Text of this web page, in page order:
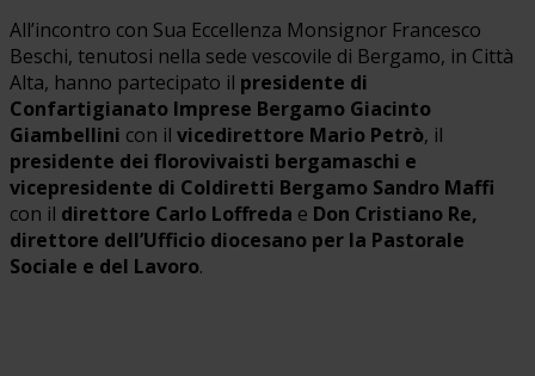
All’incontro con Sua Eccellenza Monsignor Francesco
Beschi, tenutosi nella sede vescovile di Bergamo, in Città
Alta, hanno partecipato il presidente di
Confartigianato Imprese Bergamo Giacinto
Giambellini con il vicedirettore Mario Petrò, il
presidente dei florovivaisti bergamaschi e
vicepresidente di Coldiretti Bergamo Sandro Maffi
con il direttore Carlo Loffreda e Don Cristiano Re,
direttore dell’Ufficio diocesano per la Pastorale
Sociale e del Lavoro.